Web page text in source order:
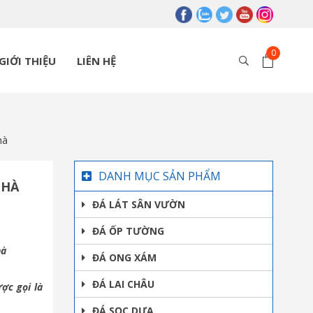
THIỆU LIÊN HỆ
gọi là
DANH MỤC SẢN PHẨM
ĐÁ LÁT SÂN VƯỜN
ĐÁ ỐP TƯỜNG
ĐÁ ONG XÁM
ĐÁ LAI CHÂU